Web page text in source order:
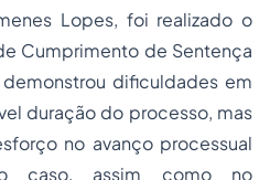
Lopes, foi realizado o
Cumprimento de Sentença
dificuldades em
duração do processo, mas
no avanço processual
caso, assim como no